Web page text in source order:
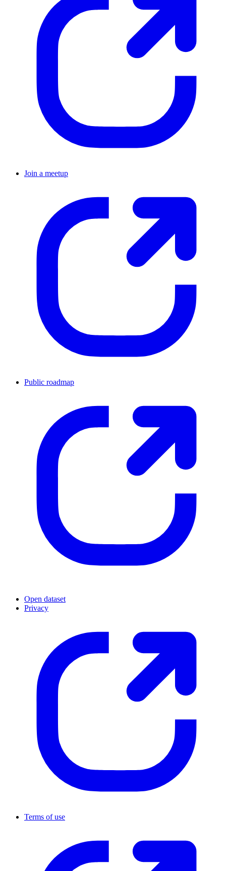
Join a meetup
Public roadmap
Open dataset
Privacy
Terms of use